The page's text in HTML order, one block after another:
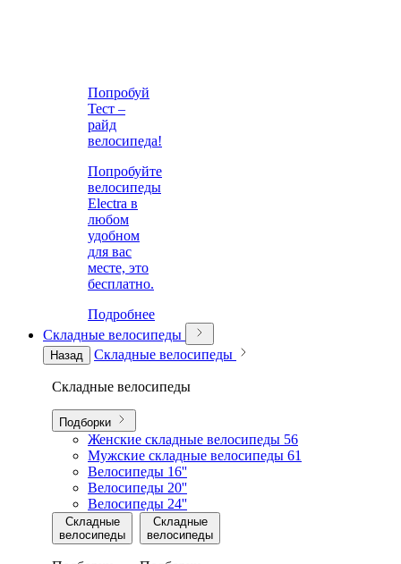
Попробуй
Тест –
райд
велосипеда!
Попробуйте
велосипеды
Electra в
любом
удобном
для вас
месте, это
бесплатно.
Подробнее
Складные велосипеды
Назад Складные велосипеды
Складные велосипеды
Подборки
Женские складные велосипеды 56
Мужские складные велосипеды 61
Велосипеды 16''
Велосипеды 20''
Велосипеды 24''
Складные
велосипеды
Складные
велосипеды